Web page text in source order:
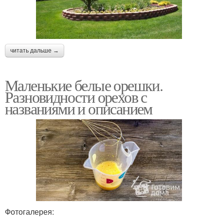
читать дальше →
Маленькие белые орешки.
Разновидности орехов с
названиями и описанием
Фотогалерея: